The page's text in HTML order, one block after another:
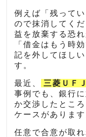
例えば「残って
ので抹消してく
益を放棄する恐
「借金はもう時
記を外してほし
す。
最近、 三菱ＵＦ
事例でも、銀行
か交渉したとこ
ケースがあります
任意で合意が取